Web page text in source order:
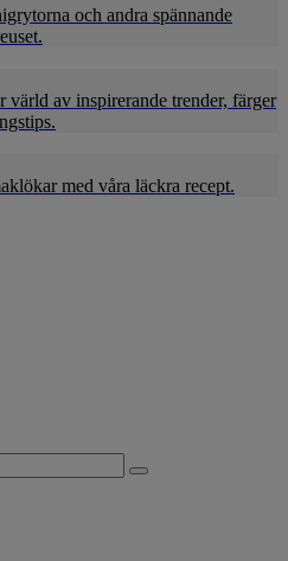
och andra spännande
av inspirerande trender, färger
med våra läckra recept.